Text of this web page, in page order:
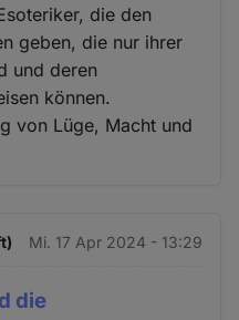
die den
geben, die nur ihrer
und deren
können.
von Lüge, Macht und
Mi. 17 Apr 2024 - 13:29
die